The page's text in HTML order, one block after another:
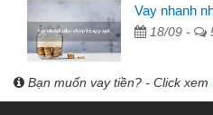
Vay nhanh
18/09 -
Bạn muốn vay tiền? - Click xem